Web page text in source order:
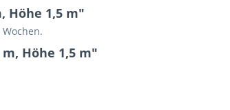
Höhe 1,5 m"
Höhe 1,5 m"